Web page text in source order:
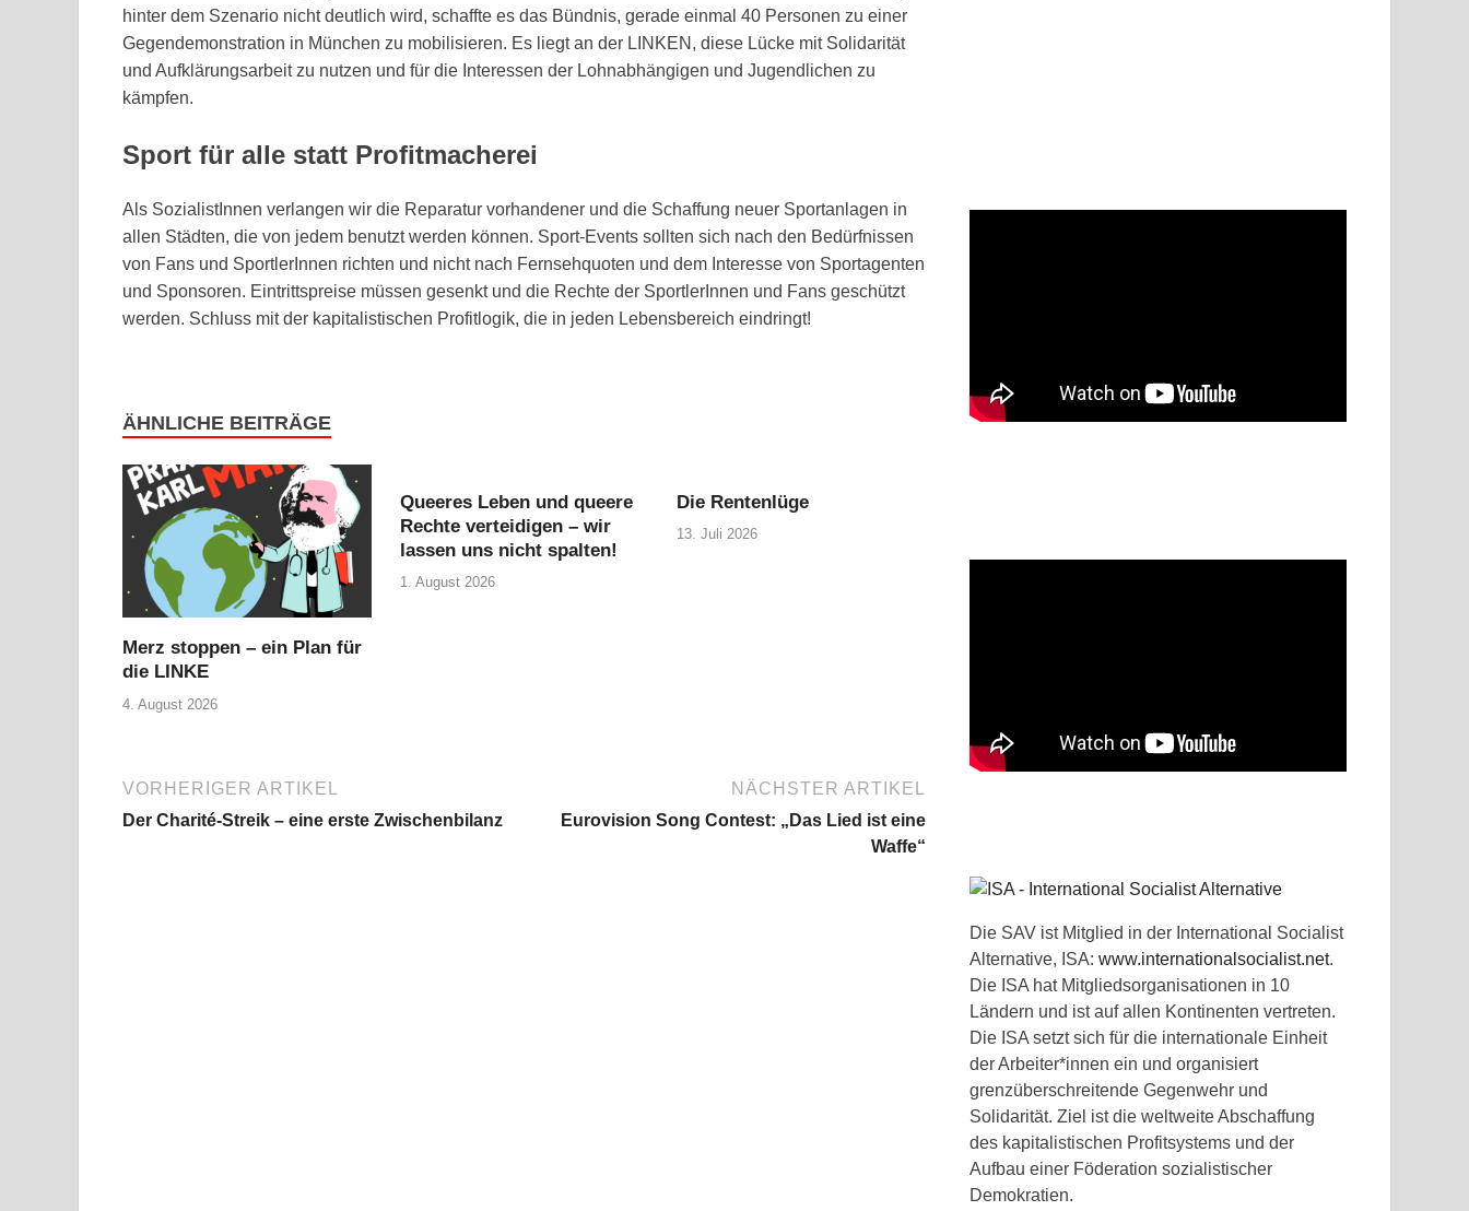
hinter dem Szenario nicht deutlich wird, schaffte es das Bündnis, gerade einmal 40 Personen zu einer
Gegendemonstration in München zu mobilisieren. Es liegt an der LINKEN, diese Lücke mit Solidarität
und Aufklärungsarbeit zu nutzen und für die Interessen der Lohnabhängigen und Jugendlichen zu
kämpfen.
Sport für alle statt Profitmacherei
Als SozialistInnen verlangen wir die Reparatur vorhandener und die Schaffung neuer Sportanlagen in
allen Städten, die von jedem benutzt werden können. Sport-Events sollten sich nach den Bedürfnissen
von Fans und SportlerInnen richten und nicht nach Fernsehquoten und dem Interesse von Sportagenten
und Sponsoren. Eintrittspreise müssen gesenkt und die Rechte der SportlerInnen und Fans geschützt
werden. Schluss mit der kapitalistischen Profitlogik, die in jeden Lebensbereich eindringt!
ÄHNLICHE BEITRÄGE
Merz stoppen – ein Plan für
die LINKE
4. August 2026
Queeres Leben und queere
Rechte verteidigen – wir
lassen uns nicht spalten!
1. August 2026
Die Rentenlüge
13. Juli 2026
VORHERIGER ARTIKEL
Der Charité-Streik – eine erste Zwischenbilanz
NÄCHSTER ARTIKEL
Eurovision Song Contest: „Das Lied ist eine
Waffe“
Die SAV ist Mitglied in der International Socialist
Alternative, ISA:www.internationalsocialist.net.
Die ISA hat Mitgliedsorganisationen in 10
Ländern und ist auf allen Kontinenten vertreten.
Die ISA setzt sich für die internationale Einheit
der Arbeiter*innen ein und organisiert
grenzüberschreitende Gegenwehr und
Solidarität. Ziel ist die weltweite Abschaffung
des kapitalistischen Profitsystems und der
Aufbau einer Föderation sozialistischer
Demokratien.